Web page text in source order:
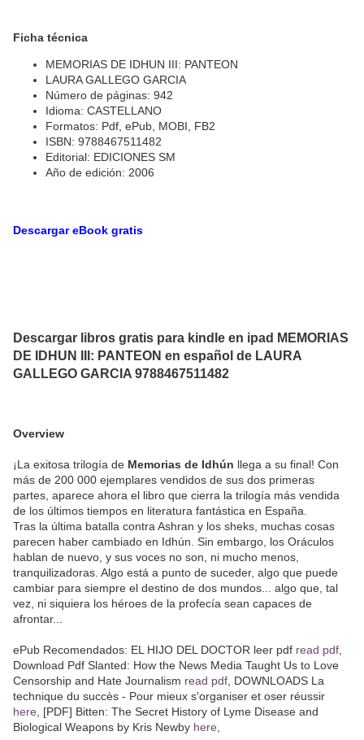
Ficha técnica
MEMORIAS DE IDHUN III: PANTEON
LAURA GALLEGO GARCIA
Número de páginas: 942
Idioma: CASTELLANO
Formatos: Pdf, ePub, MOBI, FB2
ISBN: 9788467511482
Editorial: EDICIONES SM
Año de edición: 2006
Descargar eBook gratis
Descargar libros gratis para kindle en ipad MEMORIAS
DE IDHUN III: PANTEON en español de LAURA
GALLEGO GARCIA 9788467511482
Overview
¡La exitosa trilogía de Memorias de Idhún llega a su final! Con
más de 200 000 ejemplares vendidos de sus dos primeras
partes, aparece ahora el libro que cierra la trilogía más vendida
de los últimos tiempos en literatura fantástica en España.
Tras la última batalla contra Ashran y los sheks, muchas cosas
parecen haber cambiado en Idhún. Sin embargo, los Oráculos
hablan de nuevo, y sus voces no son, ni mucho menos,
tranquilizadoras. Algo está a punto de suceder, algo que puede
cambiar para siempre el destino de dos mundos... algo que, tal
vez, ni siquiera los héroes de la profecía sean capaces de
afrontar...
ePub Recomendados: EL HIJO DEL DOCTOR leer pdf read pdf
Download Pdf Slanted: How the News Media Taught Us to Love
Censorship and Hate Journalism read pdf , DOWNLOADS La
technique du succès - Pour mieux s'organiser et oser réussir
here , [PDF] Bitten: The Secret History of Lyme Disease and
Biological Weapons by Kris Newby here